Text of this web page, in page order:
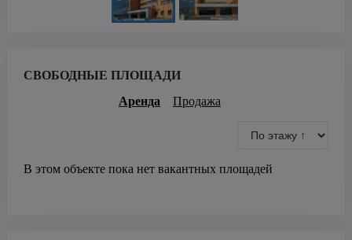
СВОБОДНЫЕ ПЛОЩАДИ
Аренда
Продажа
В этом объекте пока нет вакантных площадей